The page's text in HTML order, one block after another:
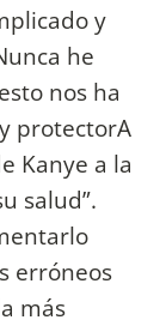
y
he
nos ha
protectorA
Kanye a la
salud”.
erróneos
más